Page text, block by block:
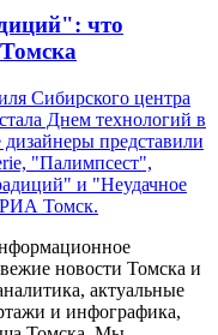
что
Сибирского центра
Днем технологий в
представили
"Палимпсест",
и "Неудачное
РИА Томск.
новости Томска и
актуальные
и инфографика,